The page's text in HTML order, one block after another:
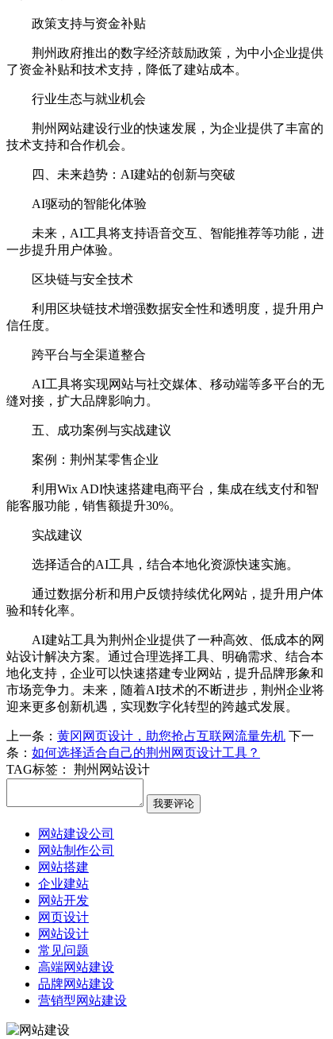
政策支持与资金补贴
荆州政府推出的数字经济鼓励政策，为中小企业提供
了资金补贴和技术支持，降低了建站成本。
行业生态与就业机会
荆州网站建设行业的快速发展，为企业提供了丰富的
技术支持和合作机会。
四、未来趋势：AI建站的创新与突破
AI驱动的智能化体验
未来，AI工具将支持语音交互、智能推荐等功能，进
一步提升用户体验。
区块链与安全技术
利用区块链技术增强数据安全性和透明度，提升用户
信任度。
跨平台与全渠道整合
AI工具将实现网站与社交媒体、移动端等多平台的无
缝对接，扩大品牌影响力。
五、成功案例与实战建议
案例：荆州某零售企业
利用Wix ADI快速搭建电商平台，集成在线支付和智
能客服功能，销售额提升30%。
实战建议
选择适合的AI工具，结合本地化资源快速实施。
通过数据分析和用户反馈持续优化网站，提升用户体
验和转化率。
AI建站工具为荆州企业提供了一种高效、低成本的网
站设计解决方案。通过合理选择工具、明确需求、结合本
地化支持，企业可以快速搭建专业网站，提升品牌形象和
市场竞争力。未来，随着AI技术的不断进步，荆州企业将
迎来更多创新机遇，实现数字化转型的跨越式发展。
上一条： 黄冈网页设计，助您抢占互联网流量先机 下一
条： 如何选择适合自己的荆州网页设计工具？
TAG标签：
荆州网站设计
网站建设公司
网站制作公司
网站搭建
企业建站
网站开发
网页设计
网站设计
常见问题
高端网站建设
品牌网站建设
营销型网站建设